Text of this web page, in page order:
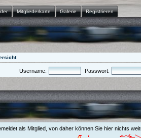
Mitgliederkarte Galerie Registrieren
Username: Passwort:
als Mitglied, von daher können Sie hier nichts